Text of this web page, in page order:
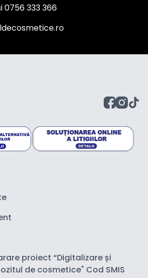
0756 333 366
proiect “Digitalizare și
de cosmetice" Cod SMIS